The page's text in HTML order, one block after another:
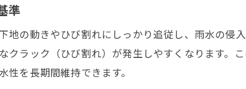
外壁塗装で弾性塗料が活躍する場面
弾性塗料の塗り替え時の注意点について
外壁塗装でひび割れ対策を重視するなら
準
地の動きやひび割れにしっかり追従し、雨水の侵
クラック（ひび割れ）が発生しやすくなります。
を長期間維持できます。